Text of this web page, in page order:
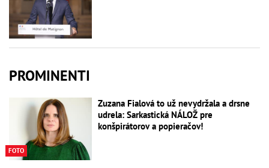
PROMINENTI
FOTO
Zuzana Fialová to už nevydržala a drsne
udrela: Sarkastická NÁLOŽ pre
konšpirátorov a popieračov!